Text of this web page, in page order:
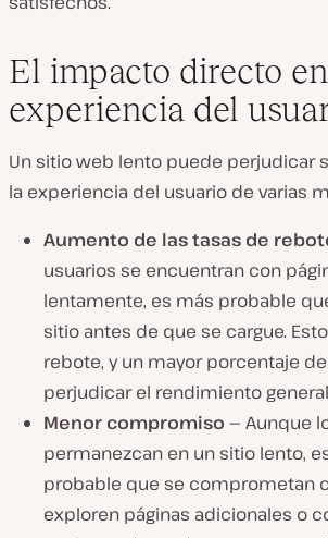
El impacto directo
experiencia del
Un sitio web lento puede perjudicar
la experiencia del usuario de varias
Aumento de las tasas de
usuarios se encuentran con
lentamente, es más probable
sitio antes de que se cargue.
rebote, y un mayor porcentaje
perjudicar el rendimiento
Menor compromiso — Aunque
permanezcan en un sitio lento,
probable que se comprometan
exploren páginas adicionales o